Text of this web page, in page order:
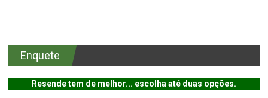
Enquete
Resende tem de melhor... escolha até duas opções.